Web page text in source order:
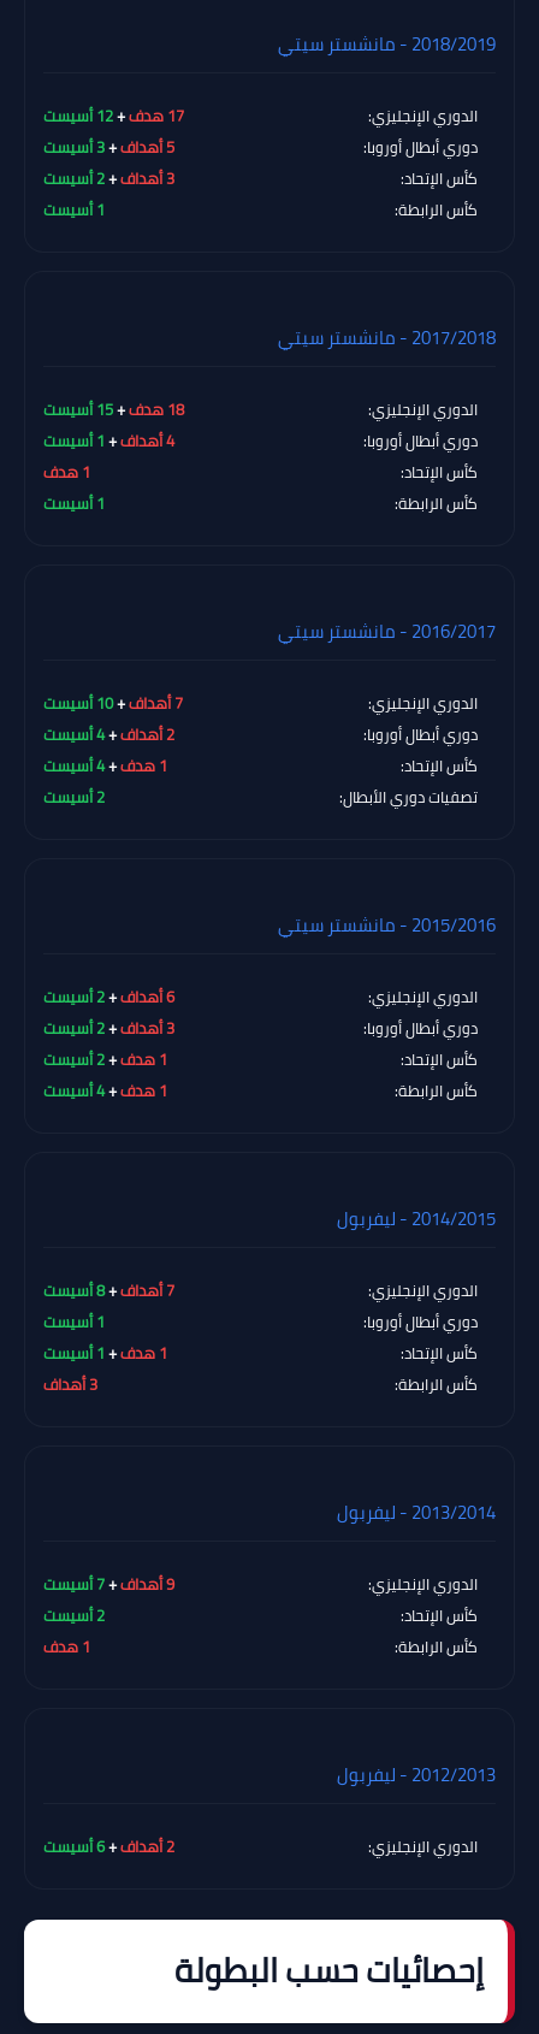
2018/2019 - مانشستر سيتي
الدوري الإنجليزي: +12 أسيست
دوري أبطال أوروبا:
+3 أسيست
كأس الإتحاد:
+2 أسيست
كأس الرابطة:
2017/2018 - مانشستر سيتي
الدوري الإنجليزي: +15 أسيست
دوري أبطال أوروبا:
+1 أسيست
كأس الإتحاد:
كأس الرابطة:
2016/2017 - مانشستر سيتي
الدوري الإنجليزي: +10 أسيست
دوري أبطال أوروبا:
+4 أسيست
كأس الإتحاد:
+4 أسيست
تصفيات دوري الأبطال:
2015/2016 - مانشستر سيتي
الدوري الإنجليزي: +2 أسيست
دوري أبطال أوروبا:
+2 أسيست
كأس الإتحاد:
+2 أسيست
كأس الرابطة:
+4 أسيست
2014/2015 - ليفربول
الدوري الإنجليزي: +8 أسيست
دوري أبطال أوروبا:
كأس الإتحاد:
+1 أسيست
كأس الرابطة:
2013/2014 - ليفربول
الدوري الإنجليزي: +7 أسيست
كأس الإتحاد:
كأس الرابطة:
2012/2013 - ليفربول
الدوري الإنجليزي: +6 أسيست
إحصائيات حسب البطولة